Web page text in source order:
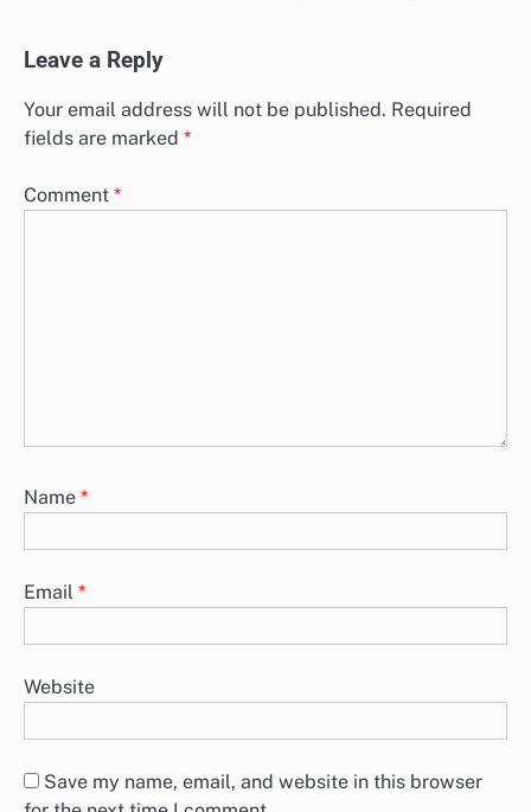
Leave a Reply
Your email address will not be published. Required
fields are marked *
Comment *
Name *
Email *
Website
Save my name, email, and website in this browser